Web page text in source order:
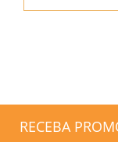
RECEBA